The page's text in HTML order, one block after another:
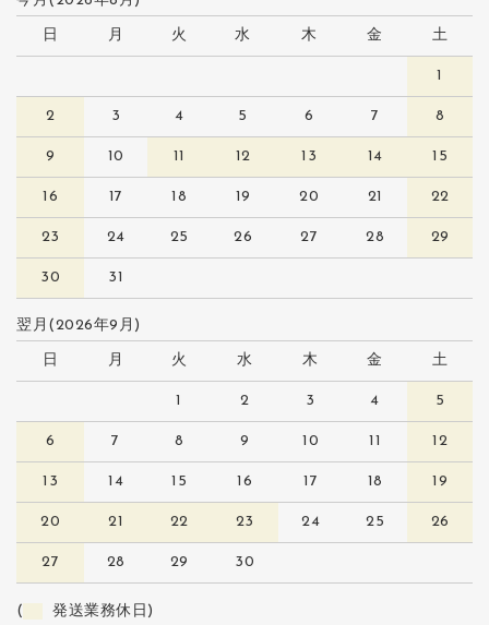
日 月 火 水 木 金 土
1
2 3 4 5 6 7 8
9 10 11 12 13 14 15
16 17 18 19 20 21 22
23 24 25 26 27 28 29
30 31
翌月(2026年9月)
日 月 火 水 木 金 土
1 2 3 4 5
6 7 8 9 10 11 12
13 14 15 16 17 18 19
20 21 22 23 24 25 26
27 28 29 30
( 発送業務休日)